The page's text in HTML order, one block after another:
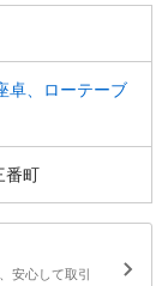
卓、ローテーブ
番町
安心して取引